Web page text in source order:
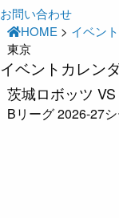
お問い合わせ
HOME > イベン
東京
イベントカレン
茨城ロボッツ
Bリーグ 2026-27